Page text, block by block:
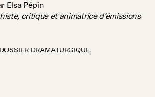
Elsa Pépin
critique et animatrice d’émissions
DRAMATURGIQUE.